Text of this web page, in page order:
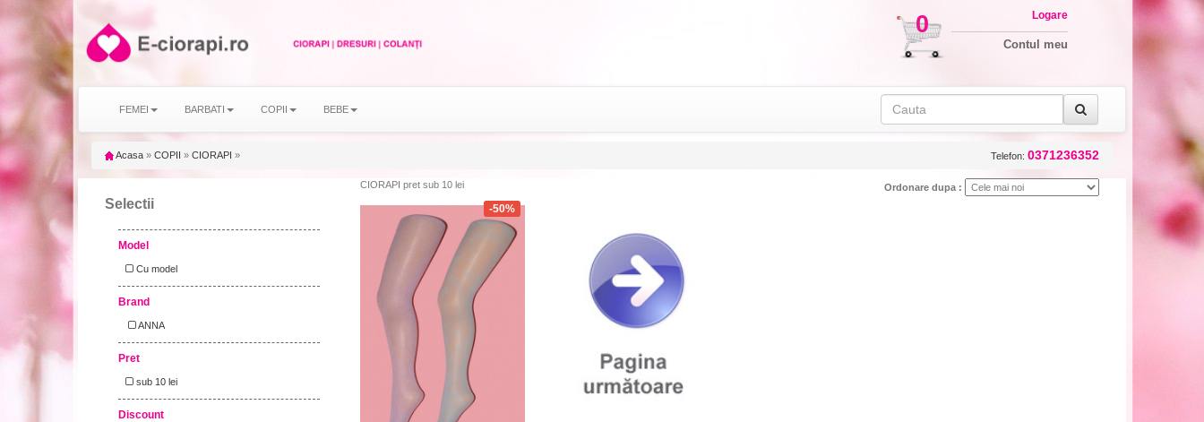
0 Logare
Contul meu
FEMEI BARBATI COPII BEBE
Acasa » COPII » CIORAPI » Telefon: 0371236352
Selectii
Model
Cu model
Brand
ANNA
Pret
sub 10 lei
Discount
CIORAPI pret sub 10 lei Ordonare dupa :
-50%